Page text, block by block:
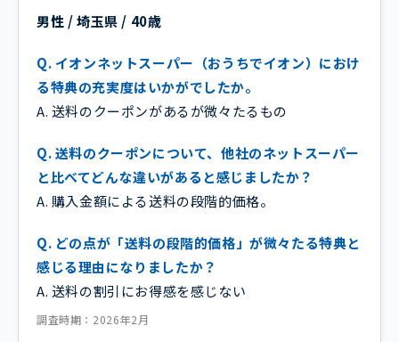
男性 / 埼玉県 / 40歳
Q. イオンネットスーパー（おうちでイオン）におけ
る特典の充実度はいかがでしたか。
A. 送料のクーポンがあるが微々たるもの
Q. 送料のクーポンについて、他社のネットスーパー
と比べてどんな違いがあると感じましたか？
A. 購入金額による送料の段階的価格。
Q. どの点が「送料の段階的価格」が微々たる特典と
感じる理由になりましたか？
A. 送料の割引にお得感を感じない
調査時期：2026年2月